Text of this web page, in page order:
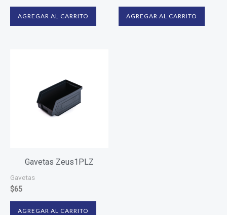
AGREGAR AL CARRITO AGREGAR AL CARRITO
Gavetas Zeus1PLZ
Gavetas
$65
AGREGAR AL CARRITO